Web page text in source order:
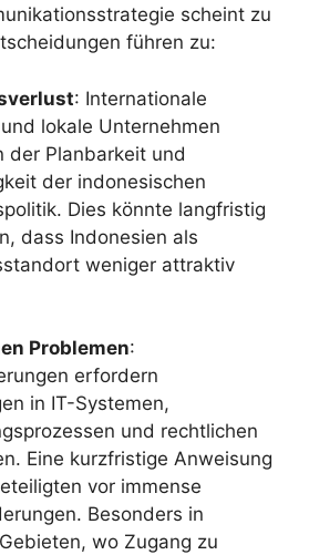
scheint zu
führen zu:
: Internationale
lokale Unternehmen
der Planbarkeit und
der indonesischen
Dies könnte langfristig
dass Indonesien als
weniger attraktiv
Problemen:
erfordern
in IT-Systemen,
und rechtlichen
Eine kurzfristige Anweisung
vor immense
Besonders in
wo Zugang zu